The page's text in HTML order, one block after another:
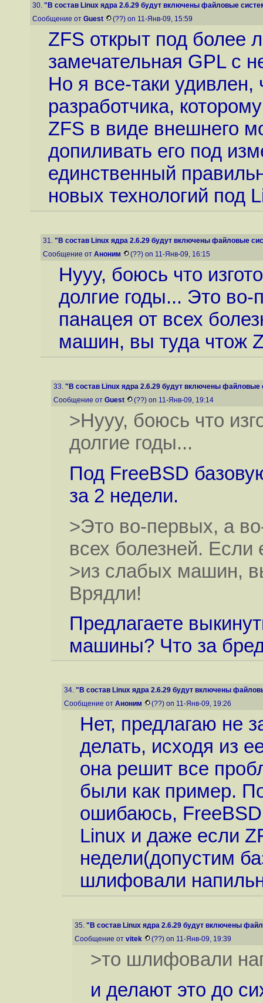
30. "В состав Linux ядра 2.6.29 будут включены файловые
Сообщение от Guest (??) on 11-Янв-09, 15:59
ZFS открыт под более
замечательная GPL с
Но я все-таки удивлен,
разработчика,
ZFS в виде внешнего
допиливать его под
единственный
новых технологий под
31. "В состав Linux ядра 2.6.29 будут включены файловые
Сообщение от Аноним (??) on 11-Янв-09, 16:15
Нууу, боюсь что
долгие годы... Это
панацея от всех
машин, вы туда чтож
33. "В состав Linux ядра 2.6.29 будут включены файловые
Сообщение от Guest (??) on 11-Янв-09, 19:14
>Нууу, боюсь что
долгие годы...
Под FreeBSD
за 2 недели.
>Это во-первых, а
всех болезней. Если
>из слабых машин,
Врядли!
Предлагаете
машины? Что за
34. "В состав Linux ядра 2.6.29 будут включены
Сообщение от Аноним (??) on 11-Янв-09, 19:26
Нет, предлагаю не
делать, исходя из
она решит все
были как пример.
ошибаюсь,
Linux и даже если
недели(допустим
шлифовали
35. "В состав Linux ядра 2.6.29 будут включены
Сообщение от vitek (??) on 11-Янв-09, 19:39
>то шлифовали
и делают это до